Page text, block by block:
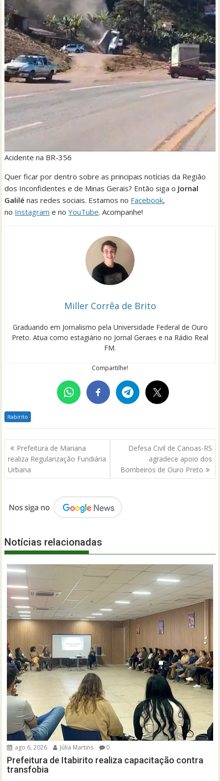
Acidente na BR-356
Quer ficar por dentro sobre as principais notícias da Região
dos Inconfidentes e de Minas Gerais? Então siga o Jornal
Galilé nas redes sociais. Estamos no Facebook,
no Instagram e noYouTube. Acompanhe!
Miller Corrêa de Brito
Graduando em Jornalismo pela Universidade Federal de Ouro
Preto. Atua como estagiário no Jornal Geraes e na Rádio Real
FM.
Compartilhe!
Itabirito
Navegação
de
Post
Prefeitura de Mariana
realiza Regularização Fundiária
Urbana
Defesa Civil de Canoas-RS
agradece apoio dos
Bombeiros de Ouro Preto
Notícias relacionadas
ago 6, 2026 Júlia Martins 0
Prefeitura de Itabirito realiza capacitação contra
transfobia